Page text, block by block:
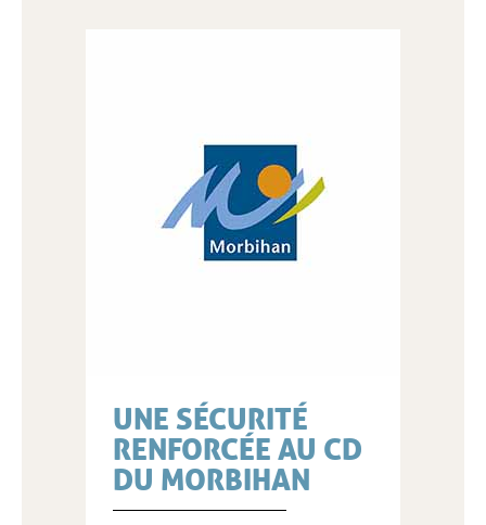
UNE SÉCURITÉ
RENFORCÉE AU CD
DU MORBIHAN